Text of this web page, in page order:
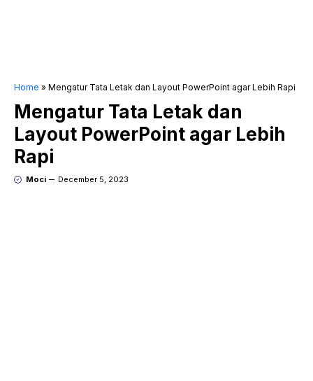
Home » Mengatur Tata Letak dan Layout PowerPoint agar Lebih Rapi
Mengatur Tata Letak dan
Layout PowerPoint agar Lebih
Rapi
Moci December 5, 2023